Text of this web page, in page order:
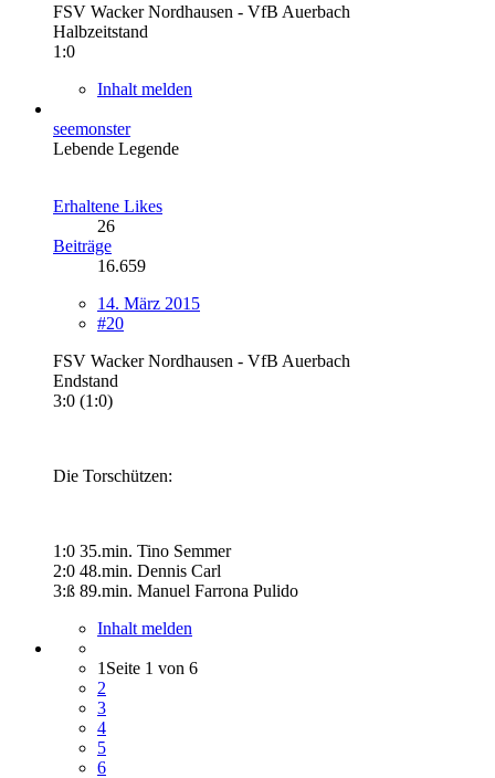
FSV Wacker Nordhausen - VfB Auerbach
Halbzeitstand
1:0
Inhalt melden
seemonster
Lebende Legende
Erhaltene Likes
26
Beiträge
16.659
14. März 2015
#20
FSV Wacker Nordhausen - VfB Auerbach
Endstand
3:0 (1:0)
Die Torschützen:
1:0 35.min. Tino Semmer
2:0 48.min. Dennis Carl
3:ß 89.min. Manuel Farrona Pulido
Inhalt melden
1 Seite 1 von 6
2
3
4
5
6